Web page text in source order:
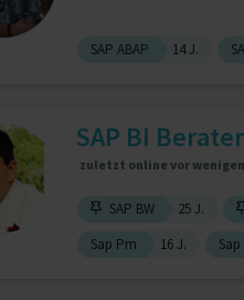
SAP ABAP 14 J.
SAP BI Berater
zuletzt online vor
SAP BW 25 J.
Sap Pm
16 J.